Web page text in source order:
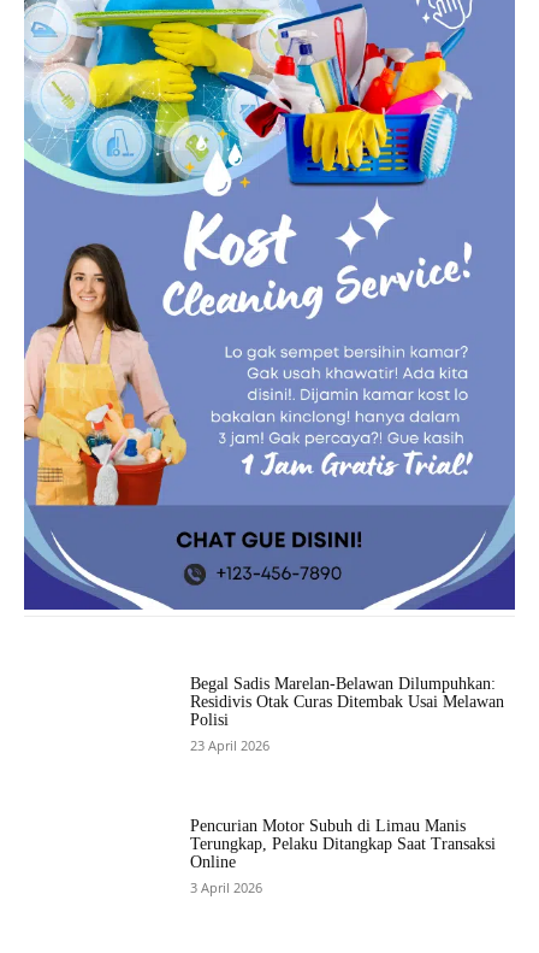
Begal Sadis Marelan-Belawan Dilumpuhkan:
Residivis Otak Curas Ditembak Usai Melawan
Polisi
23 April 2026
Pencurian Motor Subuh di Limau Manis
Terungkap, Pelaku Ditangkap Saat Transaksi
Online
3 April 2026